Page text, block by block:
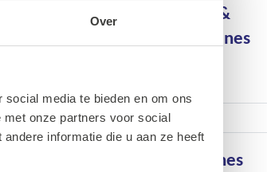
Over
media te bieden en om ons
onze partners voor social
informatie die u aan ze heeft
Multitools &
Poetsmachines
Zaagmachines